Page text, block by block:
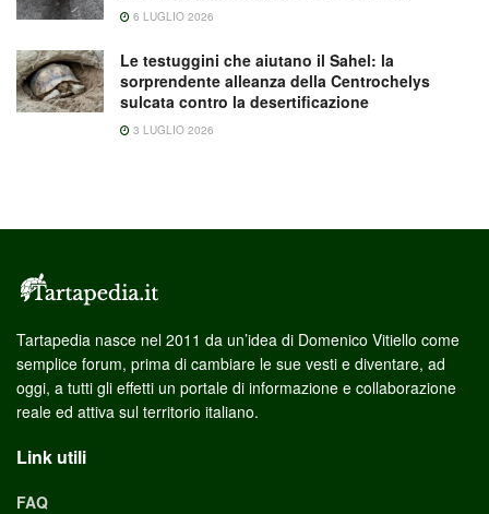
6 LUGLIO 2026
Le testuggini che aiutano il Sahel: la
sorprendente alleanza della Centrochelys
sulcata contro la desertificazione
3 LUGLIO 2026
Tartapedia nasce nel 2011 da un’idea di Domenico Vitiello come
semplice forum, prima di cambiare le sue vesti e diventare, ad
oggi, a tutti gli effetti un portale di informazione e collaborazione
reale ed attiva sul territorio italiano.
Link utili
FAQ